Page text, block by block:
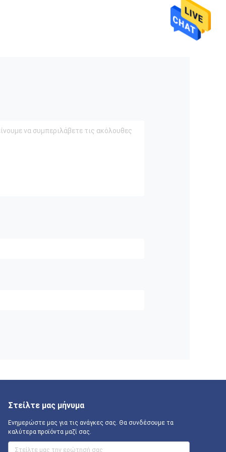
Στείλτε μας μήνυμα
Ενημερώστε μας για τις ανάγκες σας. Θα συνδέσουμε τα
καλύτερα προϊόντα μαζί σας.